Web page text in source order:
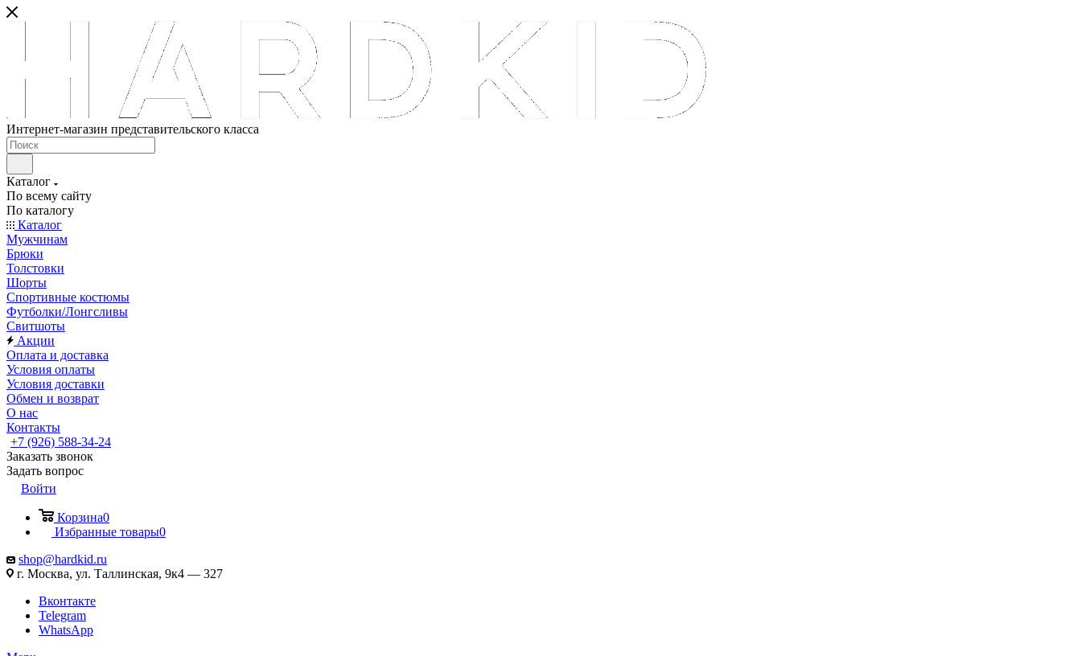
Интернет-магазин представительского класса
Каталог
По всему сайту
По каталогу
Каталог
Мужчинам
Брюки
Толстовки
Шорты
Спортивные костюмы
Футболки/Лонгсливы
Свитшоты
Акции
Оплата и доставка
Условия оплаты
Условия доставки
Обмен и возврат
О нас
Контакты
+7 (926) 588-34-24
Заказать звонок
Задать вопрос
Войти
Корзина0
Избранные товары0
shop@hardkid.ru
г. Москва, ул. Таллинская, 9к4 — 327
Вконтакте
Telegram
WhatsApp